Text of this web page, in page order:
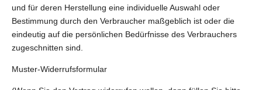
und für deren Herstellung eine individuelle Auswahl oder
Bestimmung durch den Verbraucher maßgeblich ist oder die
eindeutig auf die persönlichen Bedürfnisse des Verbrauchers
zugeschnitten sind.
Muster-Widerrufsformular